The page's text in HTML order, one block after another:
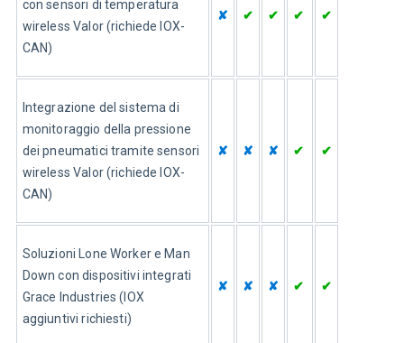
con sensori di temperatura
wireless Valor (richiede IOX-
CAN)
✘ ✔ ✔ ✔ ✔
Integrazione del sistema di
monitoraggio della pressione
dei pneumatici tramite sensori
wireless Valor (richiede IOX-
CAN)
✘ ✘ ✘ ✔ ✔
Soluzioni Lone Worker e Man
Down con dispositivi integrati
Grace Industries (IOX
aggiuntivi richiesti)
✘ ✘ ✘ ✔ ✔